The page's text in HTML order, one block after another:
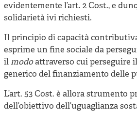
evidentemente l’art. 2 Cost., e
solidarietà ivi richiesti.
Il principio di capacità
esprime un fine sociale da
ilmodoattraverso cui perseguire
generico del finanziamento delle
L’art. 53 Cost. è allora strumento
dell’obiettivo dell’uguaglianza